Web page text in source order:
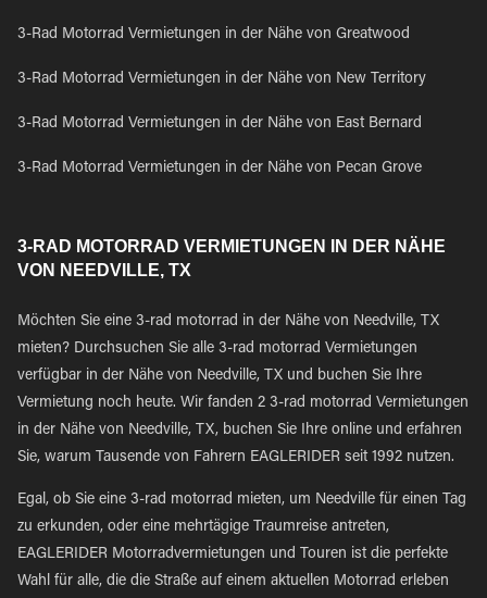
3-Rad Motorrad Vermietungen in der Nähe von Greatwood
3-Rad Motorrad Vermietungen in der Nähe von New Territory
3-Rad Motorrad Vermietungen in der Nähe von East Bernard
3-Rad Motorrad Vermietungen in der Nähe von Pecan Grove
3-RAD MOTORRAD VERMIETUNGEN IN DER NÄHE
VON NEEDVILLE, TX
Möchten Sie eine 3-rad motorrad in der Nähe von Needville, TX
mieten? Durchsuchen Sie alle 3-rad motorrad Vermietungen
verfügbar in der Nähe von Needville, TX und buchen Sie Ihre
Vermietung noch heute. Wir fanden 2 3-rad motorrad Vermietungen
in der Nähe von Needville, TX, buchen Sie Ihre online und erfahren
Sie, warum Tausende von Fahrern EAGLERIDER seit 1992 nutzen.
Egal, ob Sie eine 3-rad motorrad mieten, um Needville für einen Tag
zu erkunden, oder eine mehrtägige Traumreise antreten,
EAGLERIDER Motorradvermietungen und Touren ist die perfekte
Wahl für alle, die die Straße auf einem aktuellen Motorrad erleben